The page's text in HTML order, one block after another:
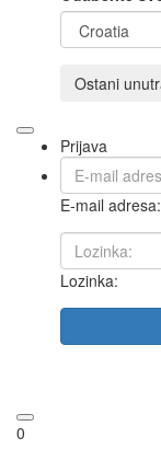
Ostani
Prijava
E-mail adresa:
Lozinka:
0